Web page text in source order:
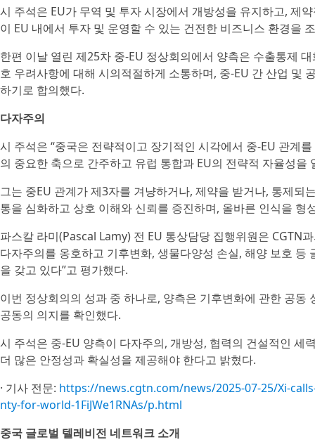
시 주석은 EU가 무역 및 투자 시장에서 개방성을 유지하고, 제
이 EU 내에서 투자 및 운영할 수 있는 건전한 비즈니스 환경을
한편 이날 열린 제25차 중-EU 정상회의에서 양측은 수출통제
호 우려사항에 대해 시의적절하게 소통하며, 중-EU 간 산업 및
하기로 합의했다.
다자주의
시 주석은 “중국은 전략적이고 장기적인 시각에서 중-EU 관계
의 중요한 축으로 간주하고 유럽 통합과 EU의 전략적 자율성을
그는 중EU 관계가 제3자를 겨냥하거나, 제약을 받거나, 통제되
통을 심화하고 상호 이해와 신뢰를 증진하며, 올바른 인식을 형
파스칼 라미(Pascal Lamy) 전 EU 통상담당 집행위원은 CGTN
다자주의를 옹호하고 기후변화, 생물다양성 손실, 해양 보호
을 갖고 있다”고 평가했다.
이번 정상회의의 성과 중 하나로, 양측은 기후변화에 관한 공동
공동의 의지를 확인했다.
시 주석은 중-EU 양측이 다자주의, 개방성, 협력의 건설적인 세
더 많은 안정성과 확실성을 제공해야 한다고 밝혔다.
· 기사 전문: https://news.cgtn.com/news/2025-07-25/Xi-
nty-for-world-1FiJWe1RNAs/p.html
중국 글로벌 텔레비전 네트워크 소개